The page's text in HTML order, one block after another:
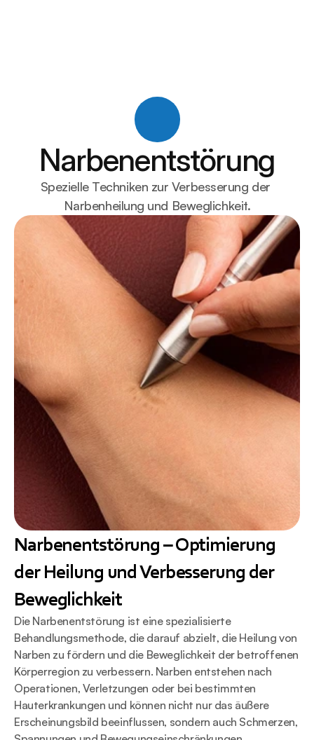
Kältetherapie
Private Ordinationen
Kontakt
Blogs
Über uns
Narbenentstörung
Spezielle Techniken zur Verbesserung der
Narbenheilung und Beweglichkeit.
Narbenentstörung – Optimierung
der Heilung und Verbesserung der
Beweglichkeit
Die Narbenentstörung ist eine spezialisierte
Behandlungsmethode, die darauf abzielt, die Heilung von
Narben zu fördern und die Beweglichkeit der betroffenen
Körperregion zu verbessern. Narben entstehen nach
Operationen, Verletzungen oder bei bestimmten
Hauterkrankungen und können nicht nur das äußere
Erscheinungsbild beeinflussen, sondern auch Schmerzen,